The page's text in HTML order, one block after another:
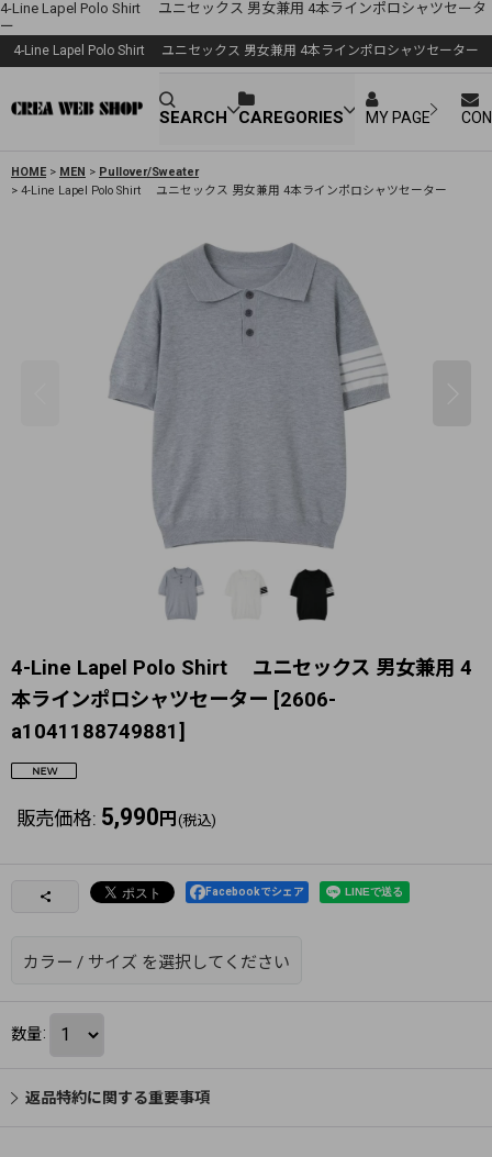
4-Line Lapel Polo Shirt ユニセックス 男女兼用 4本ラインポロシャツセータ
ー
4-Line Lapel Polo Shirt ユニセックス 男女兼用 4本ラインポロシャツセーター
SEARCH CAREGORIES MY PAGE
HOME > MEN > Pullover/Sweater
> 4-Line Lapel Polo Shirt ユニセックス 男女兼用 4本ラインポロシャツセーター
4-Line Lapel Polo Shirt ユニセックス 男女兼用 4
本ラインポロシャツセーター [2606-
a1041188749881]
販売価格: 5,990 円 (税込)
Facebookでシェア
カラー / サイズ を選択してください
数量:
返品特約に関する重要事項